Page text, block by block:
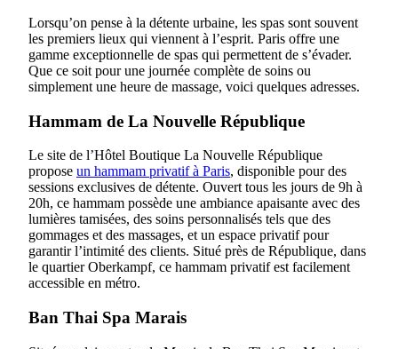
Lorsqu’on pense à la détente urbaine, les spas sont souvent
les premiers lieux qui viennent à l’esprit. Paris offre une
gamme exceptionnelle de spas qui permettent de s’évader.
Que ce soit pour une journée complète de soins ou
simplement une heure de massage, voici quelques adresses.
Hammam de La Nouvelle République
Le site de l’Hôtel Boutique La Nouvelle République
propose un hammam privatif à Paris, disponible pour des
sessions exclusives de détente. Ouvert tous les jours de 9h à
20h, ce hammam possède une ambiance apaisante avec des
lumières tamisées, des soins personnalisés tels que des
gommages et des massages, et un espace privatif pour
garantir l’intimité des clients. Situé près de République, dans
le quartier Oberkampf, ce hammam privatif est facilement
accessible en métro.
Ban Thai Spa Marais